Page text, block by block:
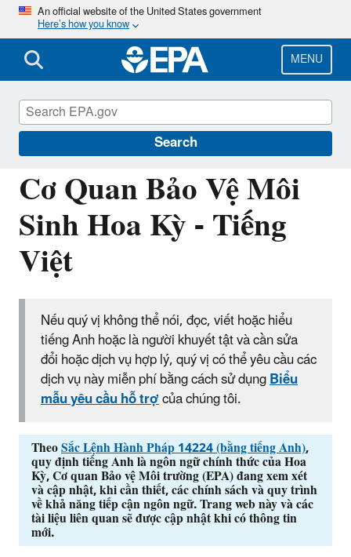
Skip
main
content
An official website of the United States government
Here’s how you know
MENU
Search
Cơ Quan Bảo Vệ Môi
Sinh Hoa Kỳ - Tiếng
Việt
Nếu quý vị không thể nói, đọc, viết hoặc hiểu
tiếng Anh hoặc là người khuyết tật và cần sửa
đổi hoặc dịch vụ hợp lý, quý vị có thể yêu cầu các
dịch vụ này miễn phí bằng cách sử dụngBiểu
mẫu yêu cầu hỗ trợcủa chúng tôi.
TheoSắc Lệnh Hành Pháp 14224 (bằng tiếng Anh),
quy định tiếng Anh là ngôn ngữ chính thức của Hoa
Kỳ, Cơ quan Bảo vệ Môi trường (EPA) đang xem xét
và cập nhật, khi cần thiết, các chính sách và quy trình
về khả năng tiếp cận ngôn ngữ. Trang web này và các
tài liệu liên quan sẽ được cập nhật khi có thông tin
mới.
Information for Individuals with Limited
English Proficiency